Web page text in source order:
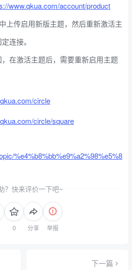
www.qkua.com/account/product
上传启用新版主题，然后重新激活主
连接。
在激活主题后，需要重新启用主题
circle
circle/square
%e4%b8%bb%e9%a2%98%e5%8
？快来评价一下吧~
分享 举报
下一篇